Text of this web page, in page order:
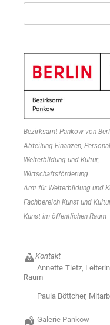
Bezirksamt Pankow von
Abteilung Finanzen,
Weiterbildung und Kultur,
Wirtschaftsförderung
Amt für Weiterbildung und
Fachbereich Kunst und
Kunst im öffentlichen Raum
Kontakt
Annette Tietz,
Raum
Paula Böttcher,
Galerie Pankow